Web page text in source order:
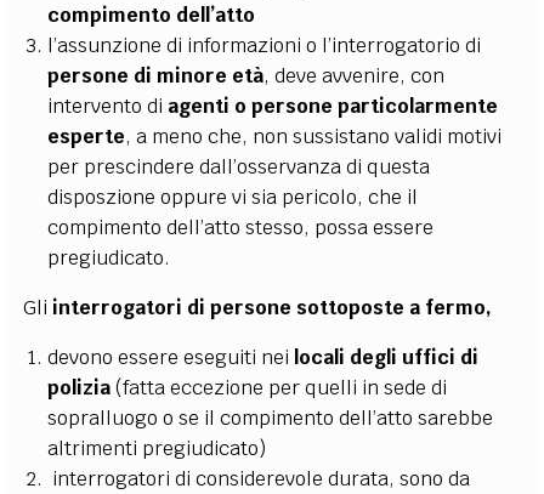
compimento dell’atto
l’assunzione di informazioni o l’interrogatorio di
persone di minore età, deve avvenire, con
intervento di agenti o persone particolarmente
esperte, a meno che, non sussistano validi motivi
per prescindere dall’osservanza di questa
disposzione oppure vi sia pericolo, che il
compimento dell’atto stesso, possa essere
pregiudicato.
Gli interrogatori di persone sottoposte a fermo,
devono essere eseguiti nei locali degli uffici di
polizia(fatta eccezione per quelli in sede di
sopralluogo o se il compimento dell’atto sarebbe
altrimenti pregiudicato)
interrogatori di considerevole durata, sono da